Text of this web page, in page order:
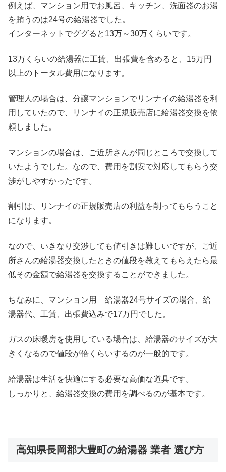
例えば、マンション用でお風呂、キッチン、洗面器のお湯
を賄うのは24号の給湯器でした。
インターネットでググると13万～30万くらいです。
13万くらいの給湯器に工賃、出張費を含めると、15万円
以上のトータル費用になります。
管理人の場合は、分譲マンションでリンナイの給湯器を利
用していたので、リンナイの正規販売店に給湯器交換を依
頼しました。
マンションの場合は、ご近所さんが同じところで交換して
いたようでした。なので、費用を割安で対応してもらう交
渉がしやすかったです。
割引は、リンナイの正規販売店の利益を削ってもらうこと
になります。
なので、いきなり交渉しても値引きは難しいですが、ご近
所さんの給湯器交換したときの値段を教えてもらえたら最
低その金額で給湯器を交換することができました。
ちなみに、マンション用 給湯器24号サイズの場合、給
湯器代、工賃、出張費込みで17万円でした。
ガスの床暖房を使用している場合は、給湯器のサイズが大
きくなるので値段が倍くらいするのが一般的です。
給湯器は生活を快適にする必要な高価な道具です。
しっかりと、給湯器交換の費用を調べるのが基本です。
高知県長岡郡大豊町の給湯器 業者 選び方